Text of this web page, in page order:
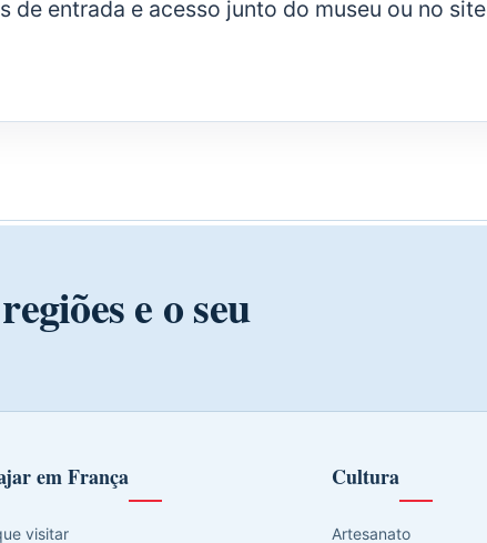
entrada e acesso junto do museu ou no site
e o seu
em França
visitar
Cultura
Artesanato